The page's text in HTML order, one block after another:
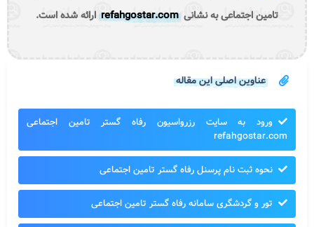
تامین اجتماعی به نشانی refahgostar.comارائه شده است.
عناوین اصلی این مقاله
ورود به سایت رزرواسیون رفاه گستر تامین اجتماعی
refahgostar.com
نحوه ثبت نام پرسنل رفاه گستر تامین اجتماعی
تور و گردشگری سامانه رفاه گستر تامین اجتماعی